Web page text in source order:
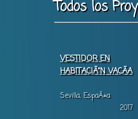
Todos los
VESTIDOR EN
HABITACIÃ“N VACÃA
Sevilla, EspaÃ±a
2017